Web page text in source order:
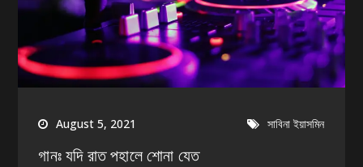
August 5, 2021 সাবিনা ইয়াসমিন
গানঃ যদি রাত পহালে শোনা যেত